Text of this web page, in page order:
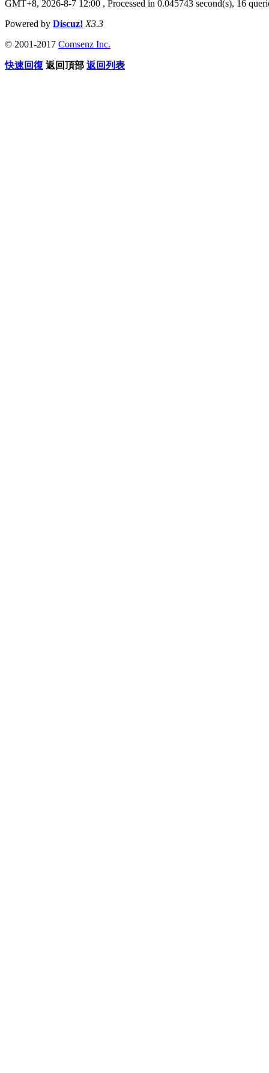
GMT+8, 2026-8-7 12:00 , Processed in 0.045743 second(s), 16
Powered by Discuz! X3.3
© 2001-2017 Comsenz Inc.
快速回復 返回頂部 返回列表